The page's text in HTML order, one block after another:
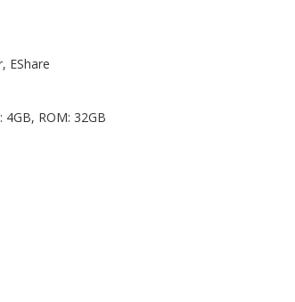
EShare
ROM: 32GB